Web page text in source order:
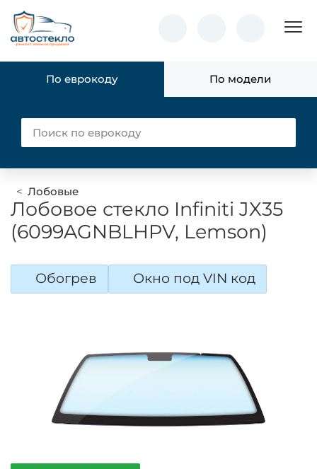
По еврокоду По модели
Лобовые
Лобовое стекло Infiniti JX35
(6099AGNBLHPV, Lemson)
Обогрев Окно под VIN код